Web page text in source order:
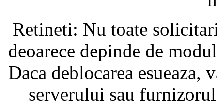
Retineti: Nu toate
deoarece depinde de
Daca deblocarea
serverului sau